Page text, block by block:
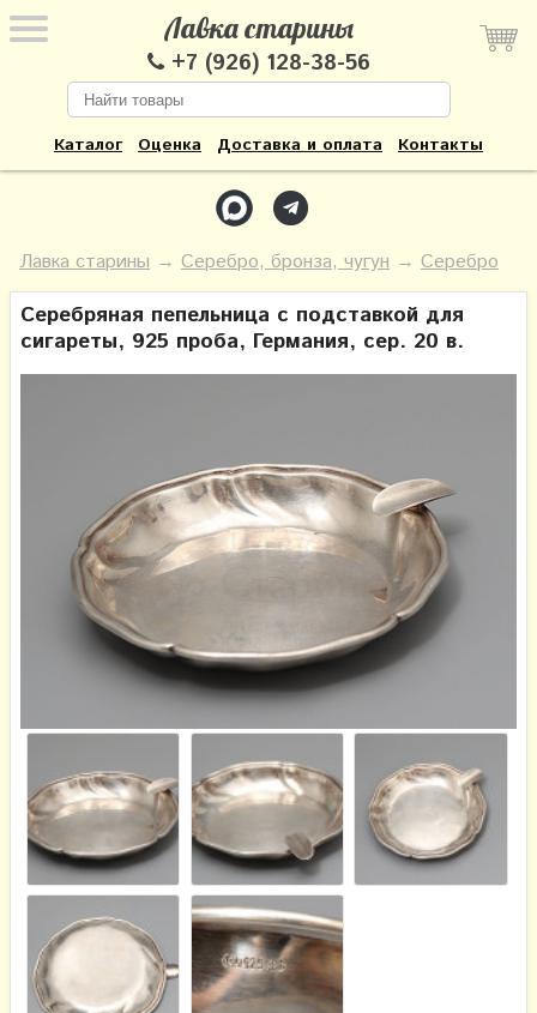
Лавка старины
+7 (926) 128-38-56
Каталог Оценка Доставка и оплата Контакты
Лавка старины → Серебро, бронза, чугун → Серебро
Серебряная пепельница с подставкой для
сигареты, 925 проба, Германия, сер. 20 в.